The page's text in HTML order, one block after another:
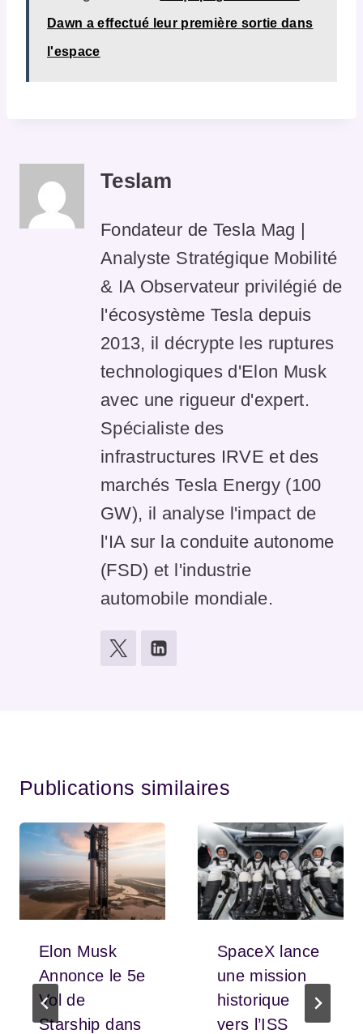
Dawn a effectué leur première sortie dans
l'espace
Teslam
Fondateur de Tesla Mag |
Analyste Stratégique Mobilité
& IA Observateur privilégié de
l'écosystème Tesla depuis
2013, il décrypte les ruptures
technologiques d'Elon Musk
avec une rigueur d'expert.
Spécialiste des
infrastructures IRVE et des
marchés Tesla Energy (100
GW), il analyse l'impact de
l'IA sur la conduite autonome
(FSD) et l'industrie
automobile mondiale.
Publications similaires
Elon Musk
Annonce le 5e
Vol de
Starship dans
SpaceX lance
une mission
historique
vers l’ISS